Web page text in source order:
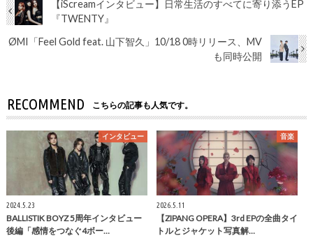
【iScreamインタビュー】日常生活のすべてに寄り添うEP
『TWENTY』
ØMI「Feel Gold feat. 山下智久」10/18 0時リリース、MV
も同時公開
RECOMMEND こちらの記事も人気です。
インタビュー
2024.5.23
BALLISTIK BOYZ 5周年インタビュー
後編「感情をつなぐ4ボー…
音楽
2026.5.11
【ZIPANG OPERA】3rd EPの全曲タイ
トルとジャケット写真解…